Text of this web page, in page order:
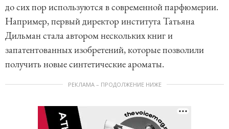
до сих пор используются в современной парфюмерии.
Например, первый директор института Татьяна
Дильман стала автором нескольких книг и
запатентованных изобретений, которые позволили
получить новые синтетические ароматы.
РЕКЛАМА – ПРОДОЛЖЕНИЕ НИЖЕ